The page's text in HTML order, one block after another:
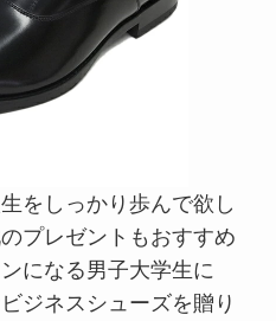
をしっかり歩んで欲し
プレゼントもおすすめ
になる男子大学生に
ジネスシューズを贈り